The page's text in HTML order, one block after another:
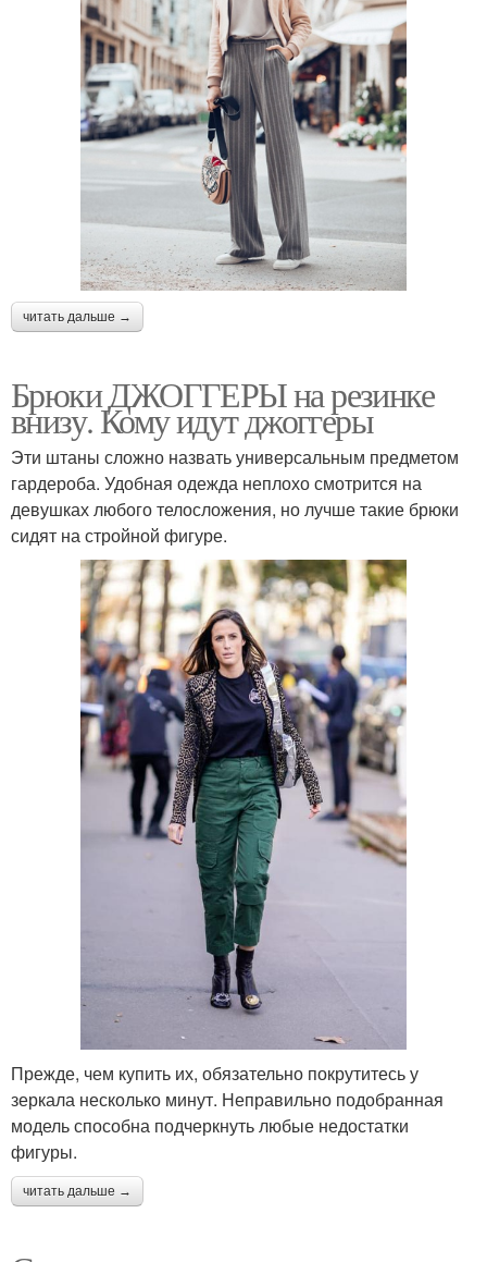
читать дальше →
Брюки ДЖОГГЕРЫ на резинке
внизу. Кому идут джоггеры
Эти штаны сложно назвать универсальным предметом
гардероба. Удобная одежда неплохо смотрится на
девушках любого телосложения, но лучше такие брюки
сидят на стройной фигуре.
Прежде, чем купить их, обязательно покрутитесь у
зеркала несколько минут. Неправильно подобранная
модель способна подчеркнуть любые недостатки
фигуры.
читать дальше →